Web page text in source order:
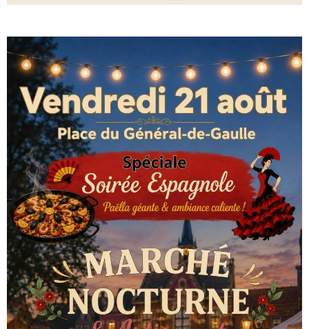
- Police Municipale
- Le journal de Sainghin-en-Weppes
- Guide pratique 2022
Vie municipale
- Vos élus
- Procès-verbaux des Conseils Municipaux
Actes réglementaires
- Tous les actes réglementaires
- Police Sécurité
- Délibérations conseil municipal